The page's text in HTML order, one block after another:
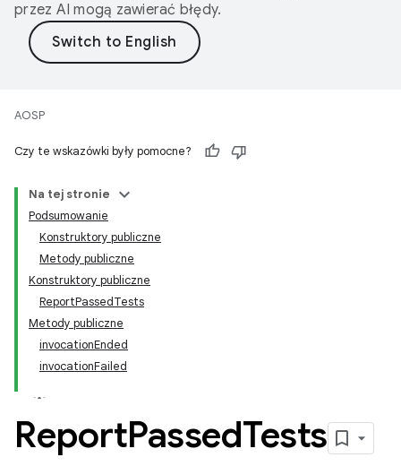
przez AI mogą zawierać błędy.
AOSP
Czy te wskazówki były pomocne?
Na tej stronie
Podsumowanie
Konstruktory publiczne
Metody publiczne
Konstruktory publiczne
ReportPassedTests
Metody publiczne
invocationEnded
invocationFailed
ReportPassedTests